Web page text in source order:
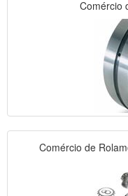
Comércio
Comércio de